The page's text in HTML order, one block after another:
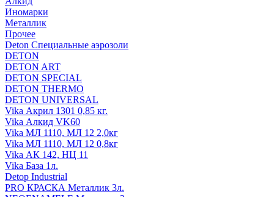
Иномарки
Металлик
Прочее
Deton Специальные аэрозоли
DETON
DETON ART
DETON SPECIAL
DETON THERMO
DETON UNIVERSAL
Vika Акрил 1301 0,85 кг.
Vika Алкид VK60
Vika МЛ 1110, МЛ 12 2,0кг
Vika МЛ 1110, МЛ 12 0,8кг
Vika АК 142, НЦ 11
Vika База 1л.
Detop Industrial
PRO КРАСКА Металлик 3л.